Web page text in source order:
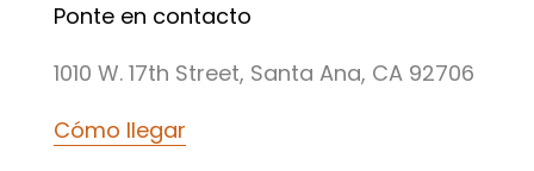
Ponte en contacto
1010 W. 17th Street, Santa Ana, CA 92706
Cómo llegar